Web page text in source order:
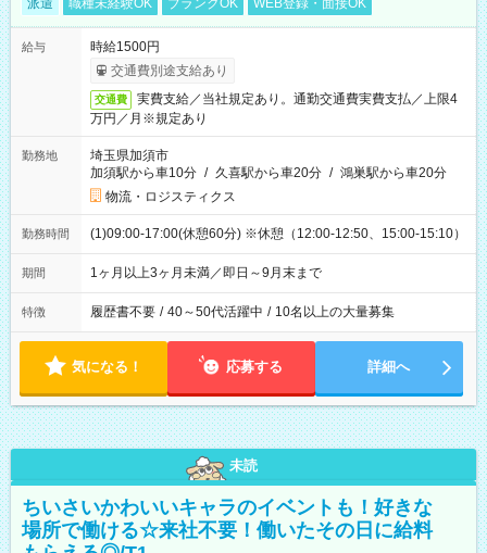
派遣 職種未経験OK ブランクOK WEB登録・面接OK
給与
時給1500円
交通費別途支給あり
交通費
実費支給／当社規定あり。通勤交通費実費支払／上限4
万円／月※規定あり
勤務地
埼玉県加須市
加須駅から車10分 / 久喜駅から車20分 / 鴻巣駅から車20分
物流・ロジスティクス
勤務時間 (1)09:00-17:00(休憩60分) ※休憩（12:00-12:50、15:00-15:10）
期間 1ヶ月以上3ヶ月未満／即日～9月末まで
特徴 履歴書不要 / 40～50代活躍中 / 10名以上の大量募集
気になる！ 応募する 詳細へ
未読
ちいさいかわいいキャラのイベントも！好きな
場所で働ける☆来社不要！働いたその日に給料